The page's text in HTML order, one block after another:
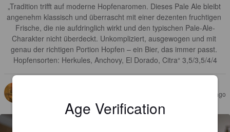
„Tradition trifft auf moderne Hopfenaromen. Dieses Pale Ale bleibt
angenehm klassisch und überrascht mit einer dezenten fruchtigen
Frische, die nie aufdringlich wirkt und den typischen Pale-Ale-
Charakter nicht überdeckt. Unkompliziert, ausgewogen und mit
genau der richtigen Portion Hopfen – ein Bier, das immer passt.
Hopfensorten: Herkules, Anchovy, El Dorado, Citra“ 3,5/3,5/4/4
7 days ago
Age Verification